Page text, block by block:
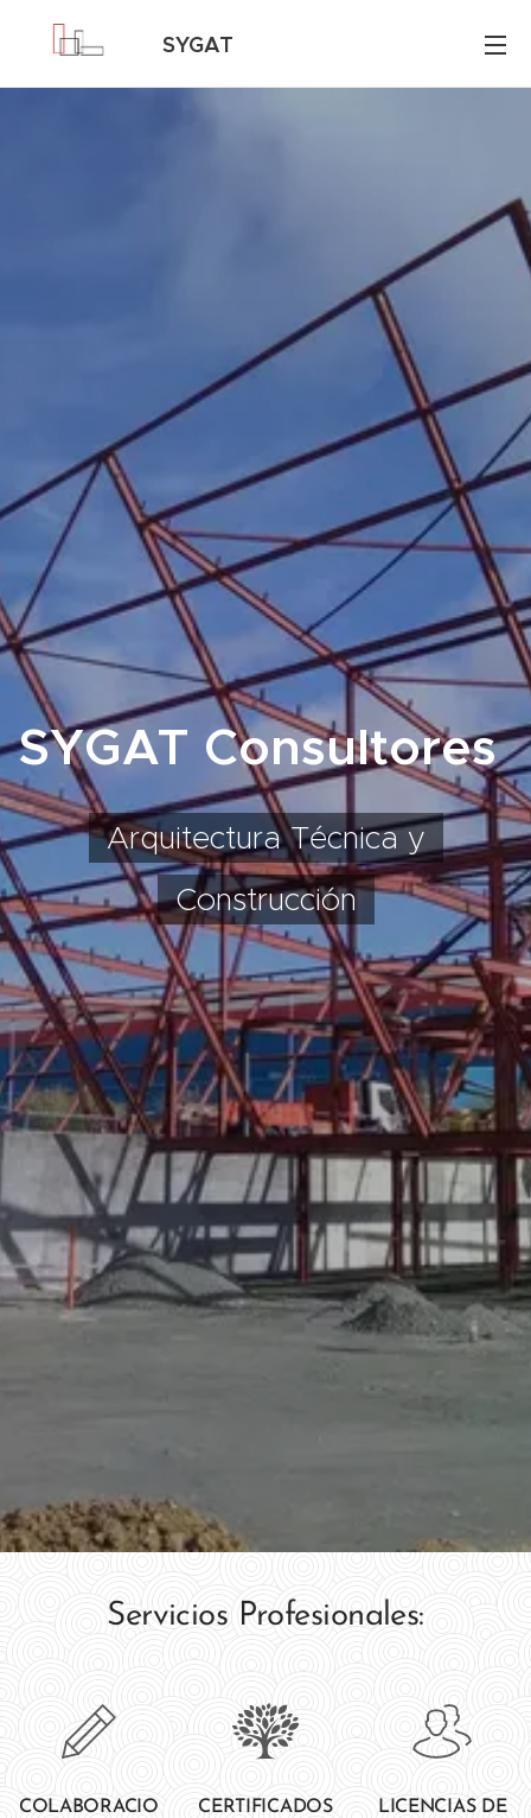
SYGAT
SYGAT Consultores
Arquitectura Técnica y
Construcción
Servicios Profesionales:
COLABORACIO
CERTIFICADOS
LICENCIAS DE